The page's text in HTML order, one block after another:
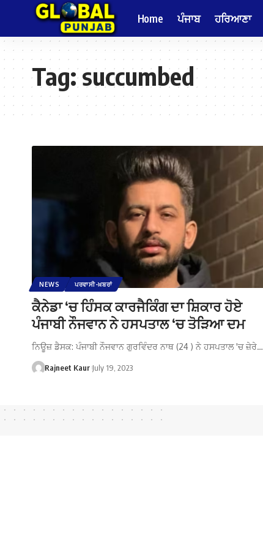
Home ਪੰਜਾਬ ਹਰਿਆਣਾ
Tag:succumbed
NEWS ਪਰਵਾਸੀ-ਖ਼ਬਰਾਂ
ਕੈਨੇਡਾ ‘ਚ ਹਿੰਸਕ ਕਾਰਜੈਕਿੰਗ ਦਾ ਸ਼ਿਕਾਰ ਹੋਏ
ਪੰਜਾਬੀ ਨੌਜਵਾਨ ਨੇ ਹਸਪਤਾਲ ‘ਚ ਤੋੜਿਆ ਦਮ
ਨਿਊਜ਼ ਡੈਸਕ: ਪੰਜਾਬੀ ਨੌਜਵਾਨ ਗੁਰਵਿੰਦਰ ਨਾਥ (24 ) ਨੇ ਹਸਪਤਾਲ 'ਚ ਜ਼ੇਰੇ…
Rajneet Kaur July 19, 2023